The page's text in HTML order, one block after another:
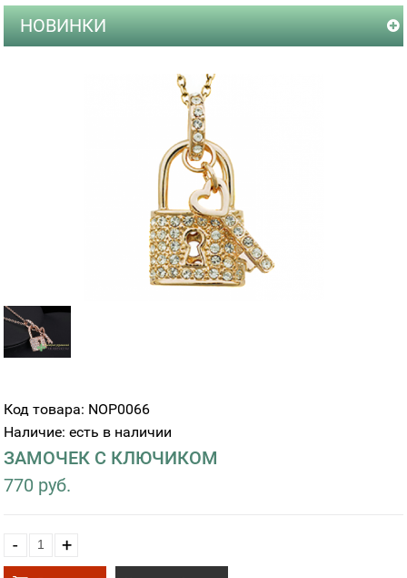
НОВИНКИ
Код товара: NOP0066
Наличие: есть в наличии
ЗАМОЧЕК С КЛЮЧИКОМ
770 руб.
- +